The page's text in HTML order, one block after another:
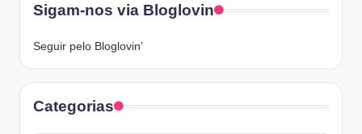
Sigam-nos via Bloglovin
Seguir pelo Bloglovin’
Categorias